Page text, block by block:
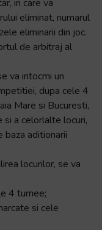
in care va
eliminat, numarul
eliminarii din joc.
de arbitraj al
va intocmi un
dupa cele 4
Mare si Bucuresti,
si a celorlalte locuri,
baza aditionarii
locurilor, se va
4 turnee;
si cele